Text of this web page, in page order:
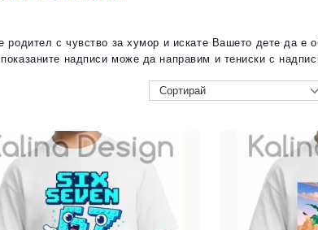
родител с чувство за хумор и искате Вашето дете да е
надписи може да направим и тениски с